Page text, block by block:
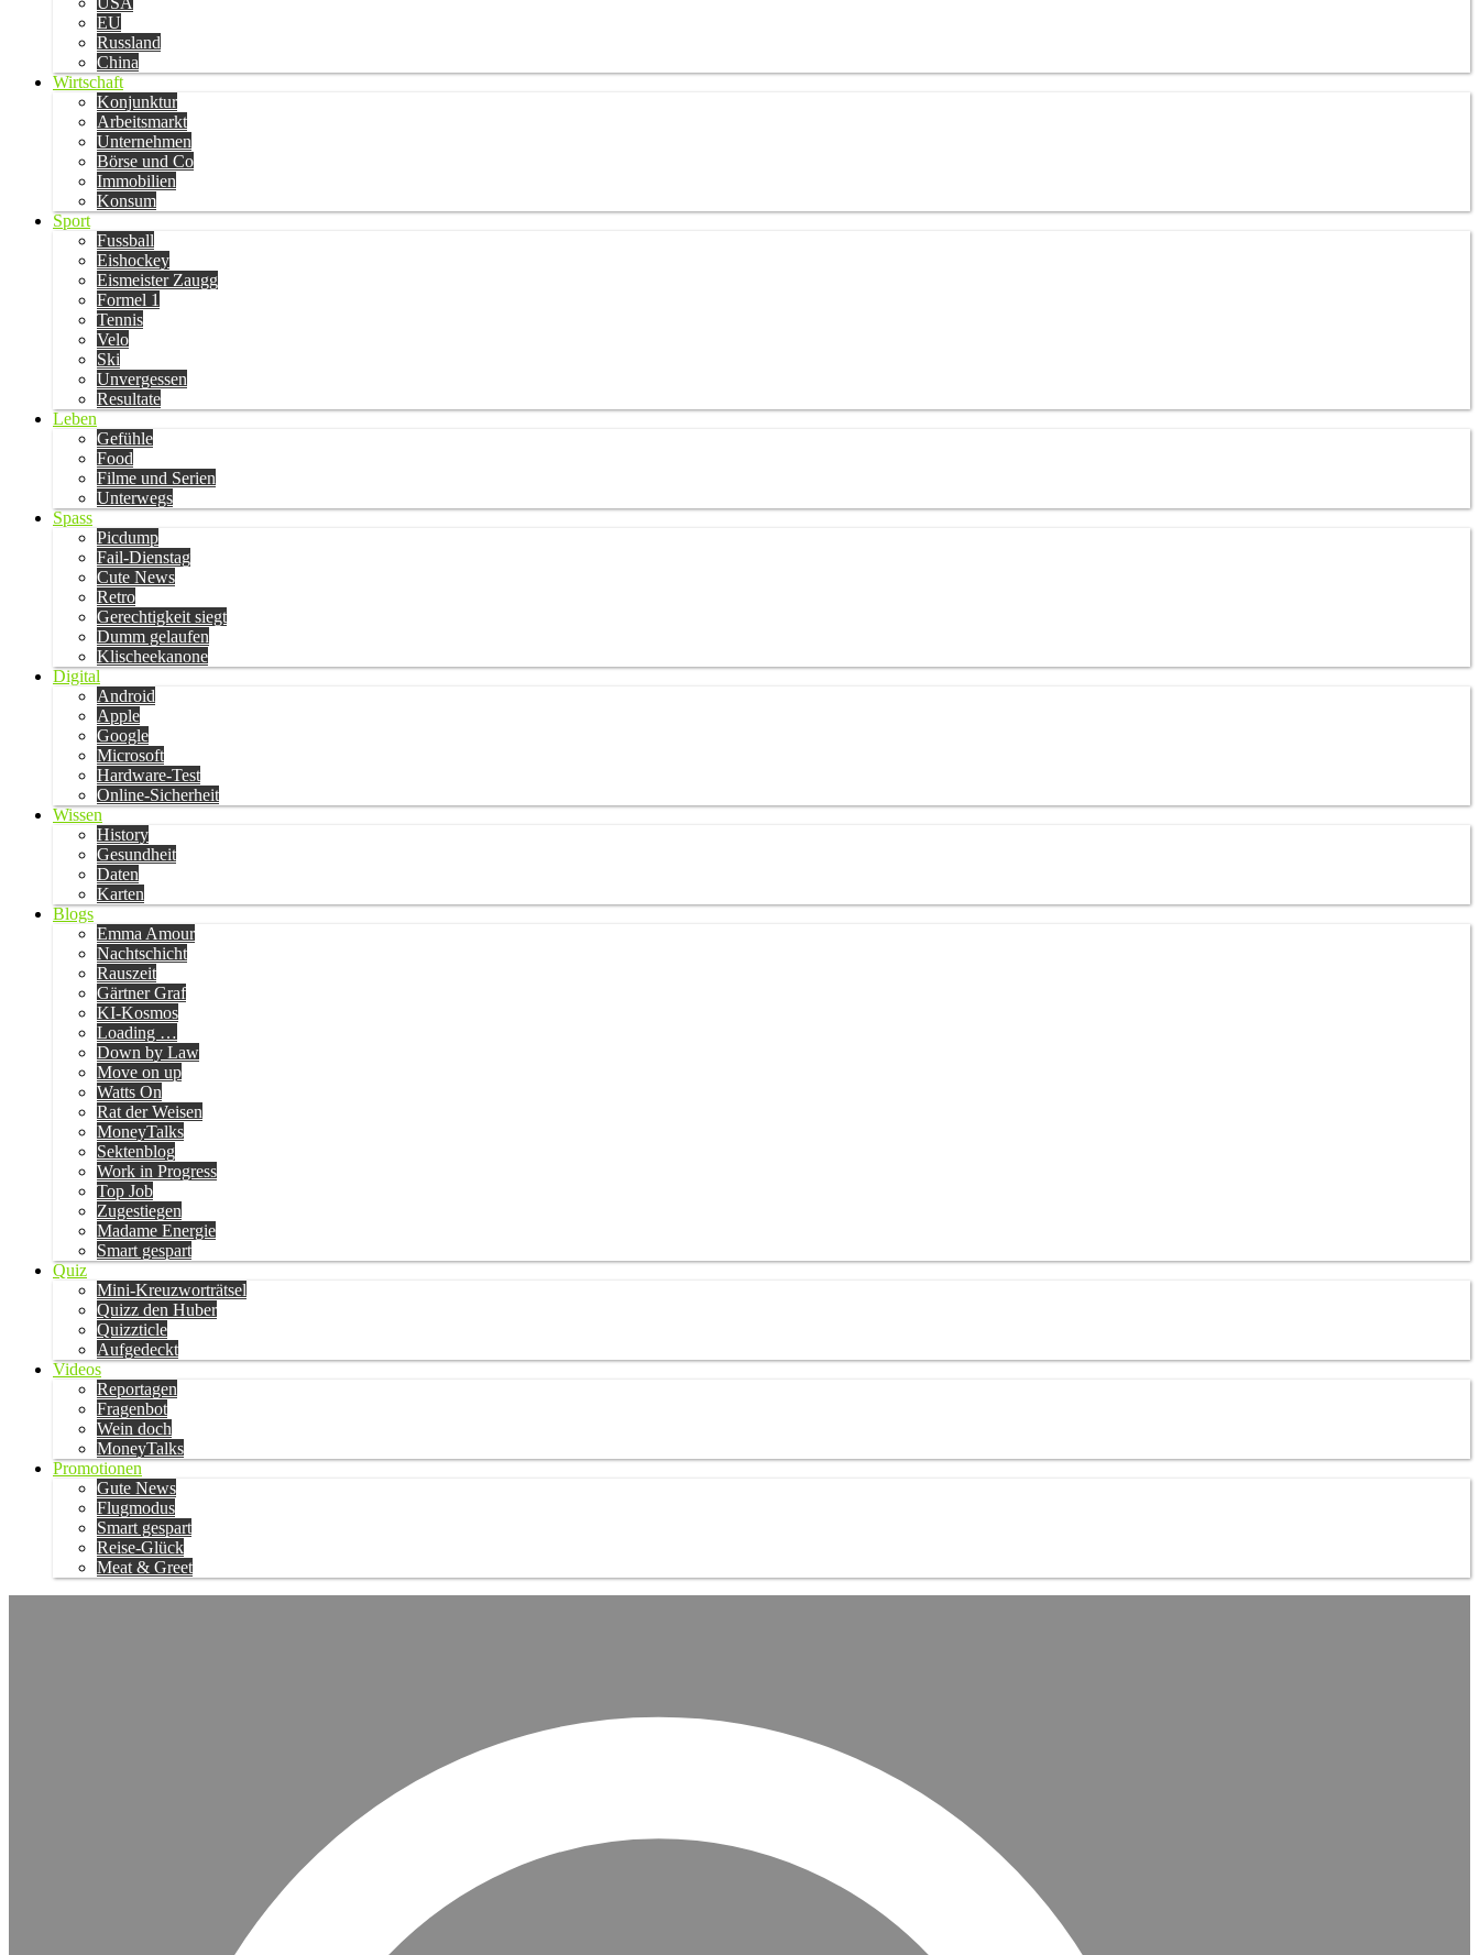
EU
Russland
China
Wirtschaft
Konjunktur
Arbeitsmarkt
Unternehmen
Börse und Co
Immobilien
Konsum
Sport
Fussball
Eishockey
Eismeister Zaugg
Formel 1
Tennis
Velo
Ski
Unvergessen
Resultate
Leben
Gefühle
Food
Filme und Serien
Unterwegs
Spass
Picdump
Fail-Dienstag
Cute News
Retro
Gerechtigkeit siegt
Dumm gelaufen
Klischeekanone
Digital
Android
Apple
Google
Microsoft
Hardware-Test
Online-Sicherheit
Wissen
History
Gesundheit
Daten
Karten
Blogs
Emma Amour
Nachtschicht
Rauszeit
Gärtner Graf
KI-Kosmos
Loading …
Down by Law
Move on up
Watts On
Rat der Weisen
MoneyTalks
Sektenblog
Work in Progress
Top Job
Zugestiegen
Madame Energie
Smart gespart
Quiz
Mini-Kreuzworträtsel
Quizz den Huber
Quizzticle
Aufgedeckt
Videos
Reportagen
Fragenbot
Wein doch
MoneyTalks
Promotionen
Gute News
Flugmodus
Smart gespart
Reise-Glück
Meat & Greet